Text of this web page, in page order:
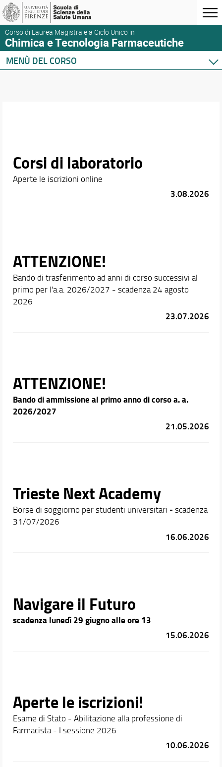
Corso di Laurea Magistrale a Ciclo Unico in
Chimica e Tecnologia Farmaceutiche
MENÙ DEL CORSO
Corsi di laboratorio
Aperte le iscrizioni online
3.08.2026
ATTENZIONE!
Bando di trasferimento ad anni di corso successivi al
primo per l'a.a. 2026/2027 - scadenza 24 agosto
2026
23.07.2026
ATTENZIONE!
Bando di ammissione al primo anno di corso a. a.
2026/2027
21.05.2026
Trieste Next Academy
Borse di soggiorno per studenti universitari - scadenza
31/07/2026
16.06.2026
Navigare il Futuro
scadenza lunedì 29 giugno alle ore 13
15.06.2026
Aperte le iscrizioni!
Esame di Stato - Abilitazione alla professione di
10.06.2026